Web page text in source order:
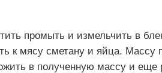
промыть и измельчить в
к мясу сметану и яйца. Массу
в полученную массу и еще